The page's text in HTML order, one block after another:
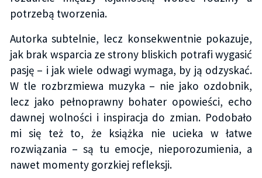
potrzebą tworzenia.
Autorka subtelnie, lecz konsekwentnie pokazuje,
jak brak wsparcia ze strony bliskich potrafi wygasić
pasję – i jak wiele odwagi wymaga, by ją odzyskać.
W tle rozbrzmiewa muzyka – nie jako ozdobnik,
lecz jako pełnoprawny bohater opowieści, echo
dawnej wolności i inspiracja do zmian. Podobało
mi się też to, że książka nie ucieka w łatwe
rozwiązania – są tu emocje, nieporozumienia, a
nawet momenty gorzkiej refleksji.